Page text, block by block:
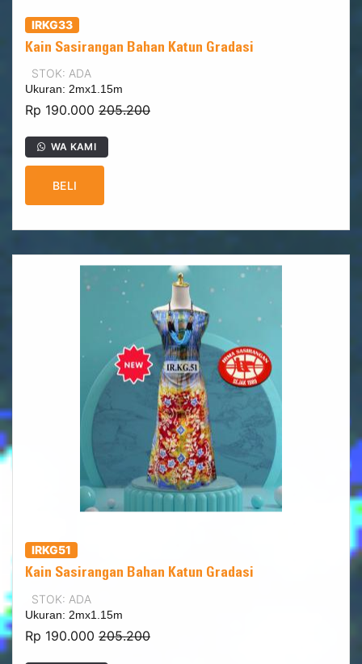
IRKG33
Kain Sasirangan Bahan Katun Gradasi
STOK: ADA
Ukuran: 2mx1.15m
Rp 190.000 205.200
WA KAMI
BELI
IRKG51
Kain Sasirangan Bahan Katun Gradasi
STOK: ADA
Ukuran: 2mx1.15m
Rp 190.000 205.200